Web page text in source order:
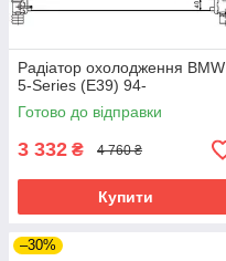
Радіатор охолодження BMW
5-Series (E39) 94-
Готово до відправки
3 332 ₴ 4 760 ₴
Купити
–30%